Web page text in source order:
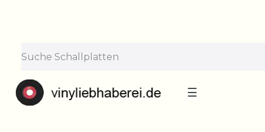
Bestellungen nehmen wir gerne entgegen —
der Versand startet wieder ab Montag, 31.
☰